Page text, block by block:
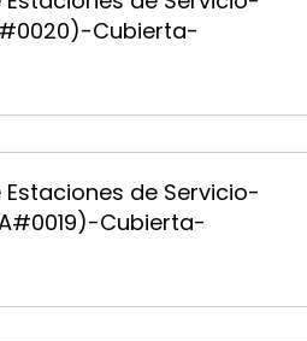
Cubierta-
de Servicio-
Cubierta-